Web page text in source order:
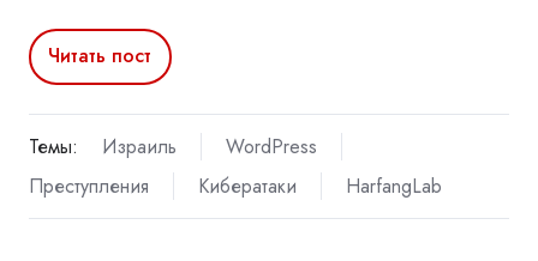
Читать пост
Темы: Израиль
WordPress
Преступления
Кибератаки HarfangLab